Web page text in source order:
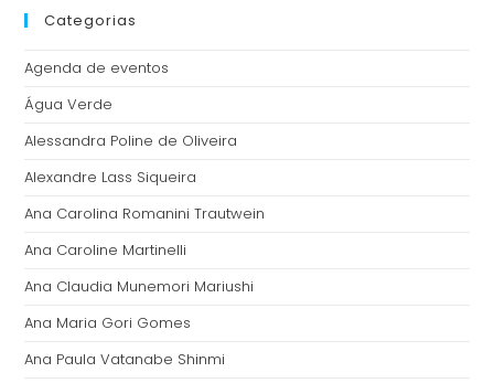
Categorias
Agenda de eventos
Água Verde
Alessandra Poline de Oliveira
Alexandre Lass Siqueira
Ana Carolina Romanini Trautwein
Ana Caroline Martinelli
Ana Claudia Munemori Mariushi
Ana Maria Gori Gomes
Ana Paula Vatanabe Shinmi